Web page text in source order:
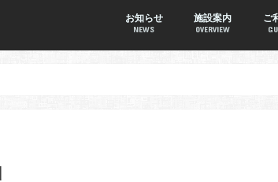
お知らせ
NEWS
施設案内
OVERVIEW
ご